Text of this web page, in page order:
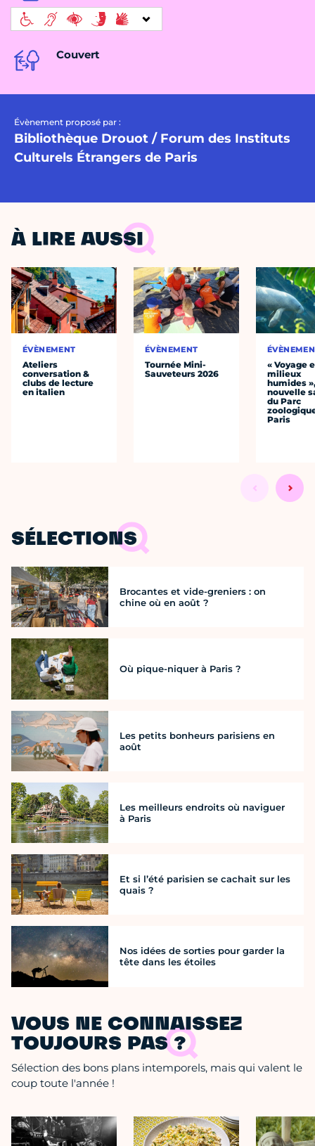
Couvert
Évènement proposé par :
Bibliothèque Drouot / Forum des Instituts
Culturels Étrangers de Paris
À LIRE AUSSI
ÉVÈNEMENT
Ateliers
conversation &
clubs de lecture
en italien
ÉVÈNEMENT
Tournée Mini-
Sauveteurs 2026
« Voyage
milieux
humides
nouvelle
du Parc
Paris
SÉLECTIONS
Brocantes et vide-greniers : on
chine où en août ?
Où pique-niquer à Paris ?
Les petits bonheurs parisiens en
août
Les meilleurs endroits où naviguer
à Paris
Et si l’été parisien se cachait sur les
quais ?
Nos idées de sorties pour garder la
tête dans les étoiles
VOUS NE CONNAISSEZ
TOUJOURS PAS ?
Sélection des bons plans intemporels, mais qui valent le
coup toute l'année !